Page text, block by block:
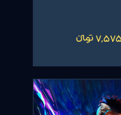
تومانءءء